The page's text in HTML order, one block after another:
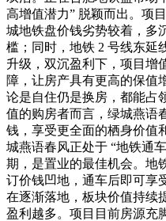
高增值潜力” 脱颖而出。项
城地铁盘价钱劣势较着，多
槛；同时，地铁 2 号线东延
升级，双沉盈利下，项目增
障，让房产具有更高的保值
论是自住仍是换房，都能占
值的购房者而言，绿城燕语
钱，享受更全面的栖身价值
城燕语春风正处于 “地铁通
期，是置业的最佳机会。地
订价钱凹地，通车后即可享
在逐渐落地，板块价值持续
盈利越多。项目目前房源充